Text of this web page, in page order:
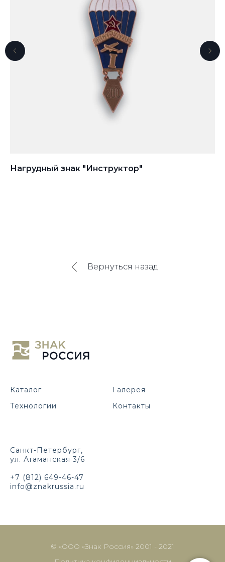
Нагрудный знак "Инструктор"
Вернуться назад
Каталог
Технологии
Галерея
Контакты
Санкт-Петербург,
ул. Атаманская 3/6
+7 (812) 649-46-47
info@znakrussia.ru
© «ООО «Знак Россия» 2001 - 2021